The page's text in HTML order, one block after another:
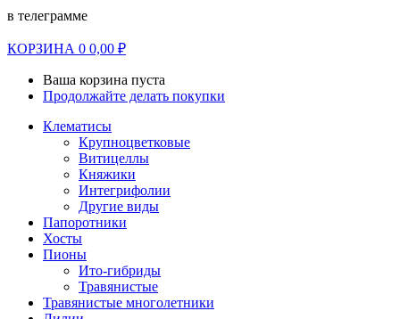
в телеграмме
КОРЗИНА 0 0,00 ₽
Ваша корзина пуста
Продолжайте делать покупки
Клематисы
Крупноцветковые
Витицеллы
Княжики
Интегрифолии
Другие виды
Папоротники
Хосты
Пионы
Ито-гибриды
Травянистые
Травянистые многолетники